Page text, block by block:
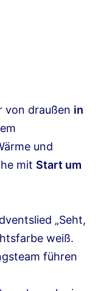
von draußen in
und
mit Start um
„Seht,
weiß.
führen